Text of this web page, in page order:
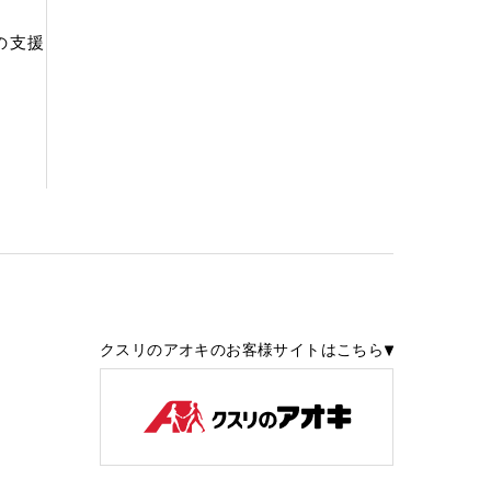
支援
クスリのアオキのお客様サイトはこちら